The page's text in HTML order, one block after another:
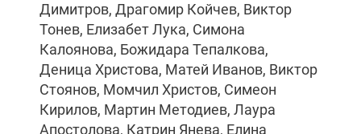
Димитров, Драгомир Койчев, Виктор
Тонев, Елизабет Лука, Симона
Калоянова, Божидара Тепалкова,
Деница Христова, Матей Иванов, Виктор
Стоянов, Момчил Христов, Симеон
Кирилов, Мартин Методиев, Лаура
Апостолова, Катрин Янева, Елина